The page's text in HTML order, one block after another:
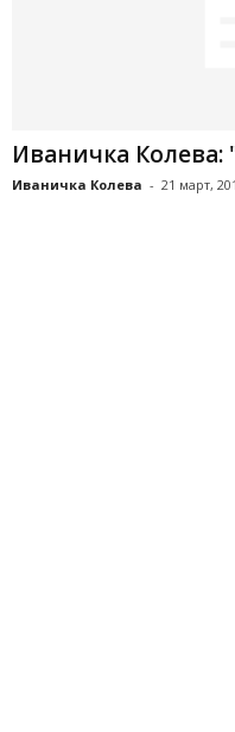
Иваничка Колева:
Иваничка Колева - 21 март,